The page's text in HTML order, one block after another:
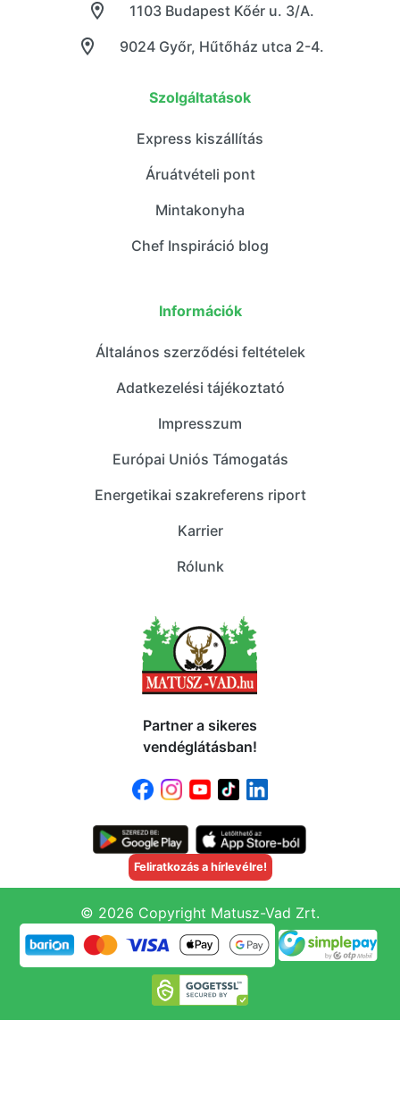
9024 Győr, Hűtőház utca 2-4.
1103 Budapest Kőér u. 3/A.
Szolgáltatások
Express kiszállítás
Áruátvételi pont
Mintakonyha
Chef Inspiráció blog
Információk
Általános szerződési feltételek
Adatkezelési tájékoztató
Impresszum
Európai Uniós Támogatás
Energetikai szakreferens riport
Karrier
Rólunk
Partner a sikeres
vendéglátásban!
Feliratkozás a hírlevélre!
© 2026 Copyright Matusz-Vad Zrt.